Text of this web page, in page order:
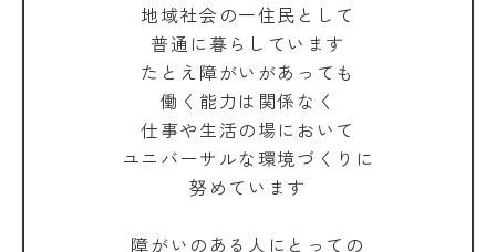
地域社会の一住民として
普通に暮らしています
たとえ障がいがあっても
働く能力は関係なく
仕事や生活の場において
ユニバーサルな環境づくりに
努めています
障がいのある人にとっての